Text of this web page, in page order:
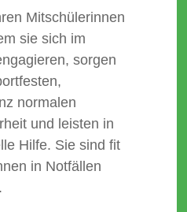
Mitschülerinnen
sie sich im
sorgen
normalen
und leisten in
Hilfe. Sie sind fit
in Notfällen